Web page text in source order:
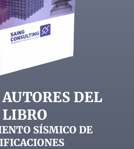
DEL
LIBRO
SÍSMICO DE